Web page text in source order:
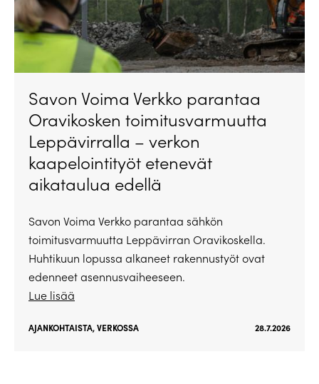
Savon Voima Verkko parantaa
Oravikosken toimitusvarmuutta
Leppävirralla – verkon
kaapelointityöt etenevät
aikataulua edellä
Savon Voima Verkko parantaa sähkön
toimitusvarmuutta Leppävirran Oravikoskella.
Huhtikuun lopussa alkaneet rakennustyöt ovat
edenneet asennusvaiheeseen.
Lue lisää
AJANKOHTAISTA,VERKOSSA 28.7.2026